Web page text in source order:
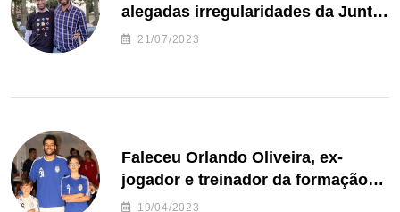
alegadas irregularidades da Junta
de Freguesia S. João de Ver
21/07/2023
Faleceu Orlando Oliveira, ex-
jogador e treinador da formação
de andebol do Feirense
19/04/2023